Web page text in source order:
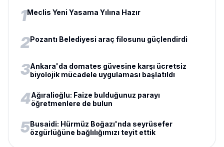
1Meclis Yeni Yasama Yılına Hazır
2Pozantı Belediyesi araç filosunu güçlendirdi
3Ankara'da domates güvesine karşı ücretsiz
biyolojik mücadele uygulaması başlatıldı
4Ağıralioğlu: Faize bulduğunuz parayı
öğretmenlere de bulun
5Busaidi: Hürmüz Boğazı'nda seyrüsefer
özgürlüğüne bağlılığımızı teyit ettik